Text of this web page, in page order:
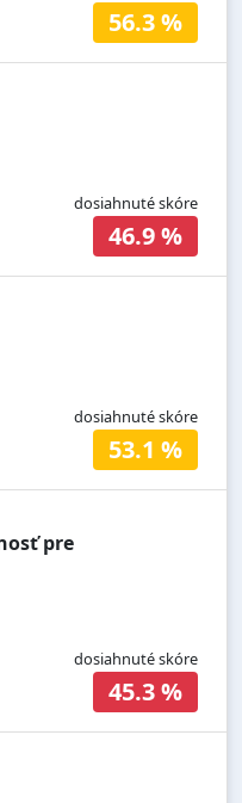
56.3 %
dosiahnuté skóre
46.9 %
dosiahnuté skóre
53.1 %
pre
dosiahnuté skóre
45.3 %